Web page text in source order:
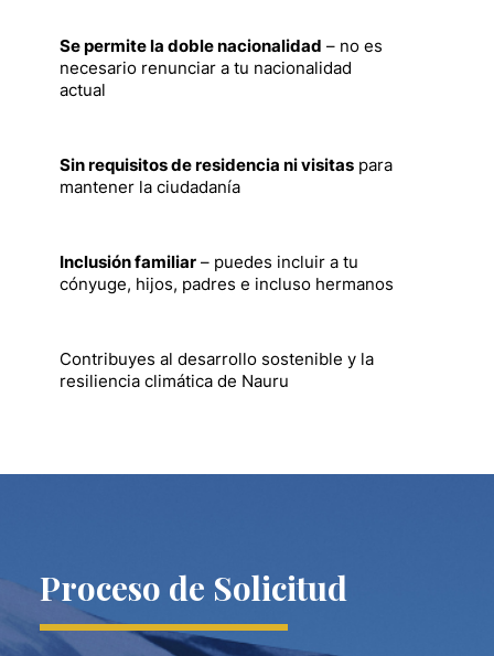
Se permite la doble nacionalidad – no es
necesario renunciar a tu nacionalidad
actual
Sin requisitos de residencia ni visitas para
mantener la ciudadanía
Inclusión familiar – puedes incluir a tu
cónyuge, hijos, padres e incluso hermanos
Contribuyes al desarrollo sostenible y la
resiliencia climática de Nauru
Proceso de Solicitud